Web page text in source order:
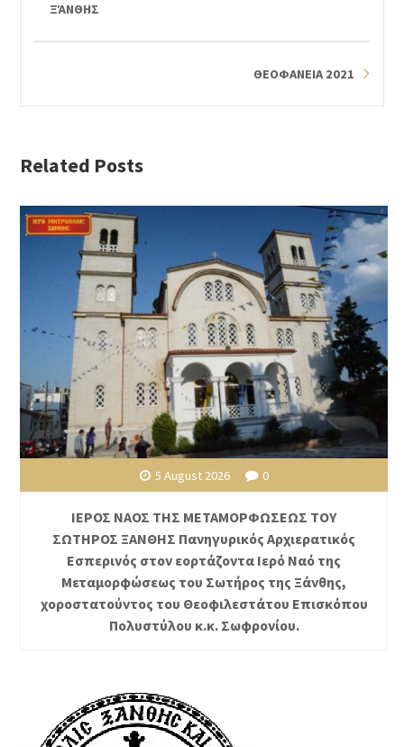
ΞΆΝΘΗΣ
ΘΕΟΦΑΝΕΙΑ 2021
Related Posts
5 August 2026 0
ΙΕΡΟΣ ΝΑΟΣ ΤΗΣ ΜΕΤΑΜΟΡΦΩΣΕΩΣ ΤΟΥ
ΣΩΤΗΡΟΣ ΞΑΝΘΗΣ Πανηγυρικός Αρχιερατικός
Εσπερινός στον εορτάζοντα Ιερό Ναό της
Μεταμορφώσεως του Σωτήρος της Ξάνθης,
χοροστατούντος του Θεοφιλεστάτου Επισκόπου
Πολυστύλου κ.κ. Σωφρονίου.